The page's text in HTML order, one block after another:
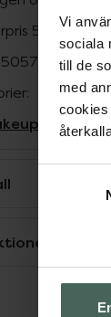
Vi
sociala
till de
med
5,90 kr/g
Makeup